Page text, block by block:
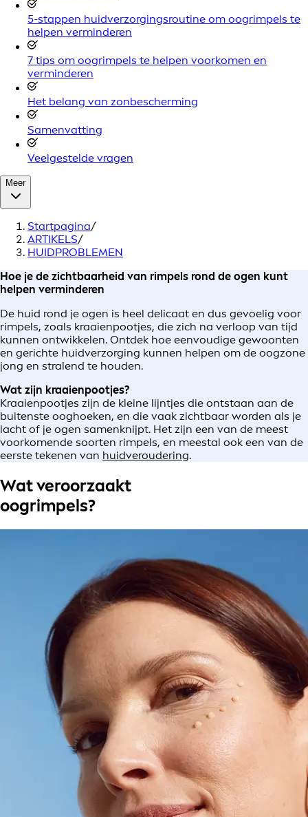
5-stappen huidverzorgingsroutine om oogrimpels te
helpen verminderen
7 tips om oogrimpels te helpen voorkomen en
verminderen
Het belang van zonbescherming
Samenvatting
Veelgestelde vragen
Meer
Startpagina/
ARTIKELS/
HUIDPROBLEMEN
Hoe je de zichtbaarheid van rimpels rond de ogen kunt
helpen verminderen
De huid rond je ogen is heel delicaat en dus gevoelig voor
rimpels, zoals kraaienpootjes, die zich na verloop van tijd
kunnen ontwikkelen. Ontdek hoe eenvoudige gewoonten
en gerichte huidverzorging kunnen helpen om de oogzone
jong en stralend te houden.
Wat zijn kraaienpootjes?
Kraaienpootjes zijn de kleine lijntjes die ontstaan aan de
buitenste ooghoeken, en die vaak zichtbaar worden als je
lacht of je ogen samenknijpt. Het zijn een van de meest
voorkomende soorten rimpels, en meestal ook een van de
eerste tekenen van huidveroudering.
Wat veroorzaakt
oogrimpels?